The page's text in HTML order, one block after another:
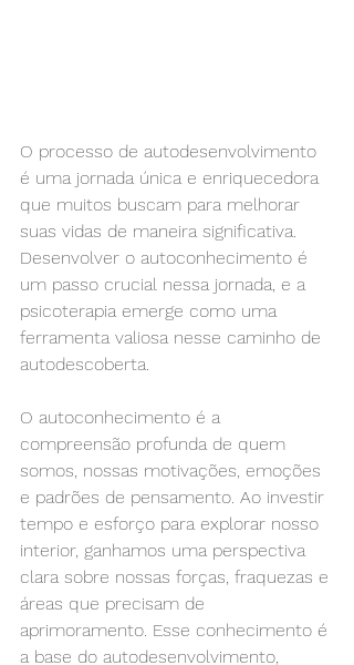
O processo de autodesenvolvimento
é uma jornada única e enriquecedora
que muitos buscam para melhorar
suas vidas de maneira significativa.
Desenvolver o autoconhecimento é
um passo crucial nessa jornada, e a
psicoterapia emerge como uma
ferramenta valiosa nesse caminho de
autodescoberta.
O autoconhecimento é a
compreensão profunda de quem
somos, nossas motivações, emoções
e padrões de pensamento. Ao investir
tempo e esforço para explorar nosso
interior, ganhamos uma perspectiva
clara sobre nossas forças, fraquezas e
áreas que precisam de
aprimoramento. Esse conhecimento é
a base do autodesenvolvimento,